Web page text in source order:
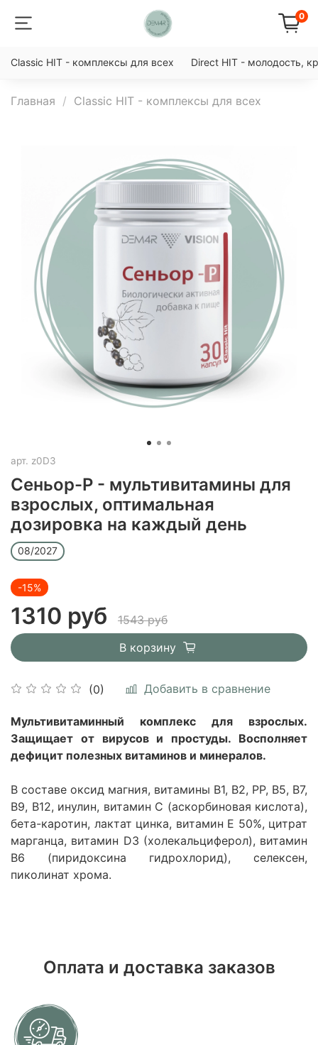
0
Classic HIT - комплексы для всех Direct HIT - молодость,
Главная Classic HIT - комплексы для всех
арт. z0D3
Сеньор-Р - мультивитамины для
взрослых, оптимальная
дозировка на каждый день
(0) Добавить в сравнение
08/2027
-15%
1310 руб
1543 руб
В корзину
Мультивитаминный комплекс для взрослых.
Защищает от вирусов и простуды. Восполняет
дефицит полезных витаминов и минералов.
В составе оксид магния, витамины В1, В2, РР, В5, В7,
В9, В12, инулин, витамин С (аскорбиновая кислота),
бета-каротин, лактат цинка, витамин Е 50%, цитрат
марганца, витамин D3 (холекальциферол), витамин
В6 (пиридоксина гидрохлорид), селексен,
пиколинат хрома.
Оплата и доставка заказов